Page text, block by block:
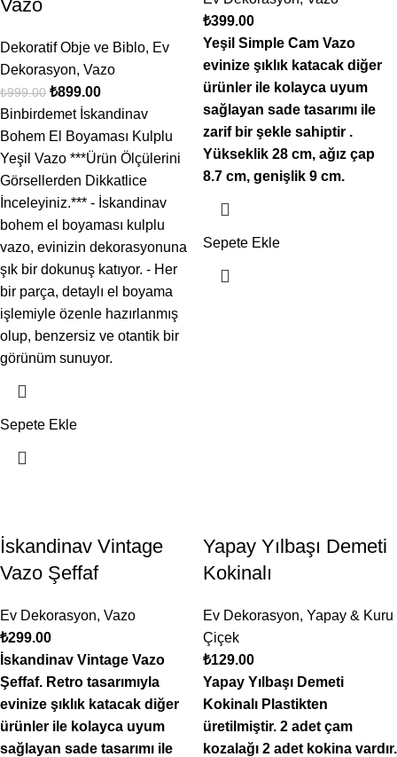
Vazo
Dekoratif Obje ve Biblo, Ev
Dekorasyon, Vazo
₺999.00 ₺899.00
Binbirdemet İskandinav
Bohem El Boyaması Kulplu
Yeşil Vazo ***Ürün Ölçülerini
Görsellerden Dikkatlice
İnceleyiniz.*** - İskandinav
bohem el boyaması kulplu
vazo, evinizin dekorasyonuna
şık bir dokunuş katıyor. - Her
bir parça, detaylı el boyama
işlemiyle özenle hazırlanmış
olup, benzersiz ve otantik bir
görünüm sunuyor.
Sepete Ekle
₺399.00
Yeşil Simple Cam Vazo
evinize şıklık katacak diğer
ürünler ile kolayca uyum
sağlayan sade tasarımı ile
zarif bir şekle sahiptir .
Yükseklik 28 cm, ağız çap
8.7 cm, genişlik 9 cm.
Sepete Ekle
İskandinav Vintage
Vazo Şeffaf
Ev Dekorasyon, Vazo
₺299.00
İskandinav Vintage Vazo
Şeffaf. Retro tasarımıyla
evinize şıklık katacak diğer
ürünler ile kolayca uyum
sağlayan sade tasarımı ile
Yapay Yılbaşı Demeti
Kokinalı
Ev Dekorasyon, Yapay & Kuru
Çiçek
₺129.00
Yapay Yılbaşı Demeti
Kokinalı Plastikten
üretilmiştir. 2 adet çam
kozalağı 2 adet kokina vardır.